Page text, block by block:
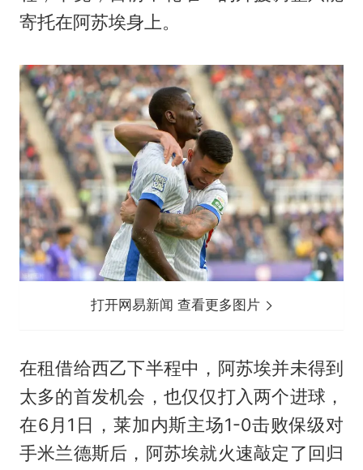
寄托在阿苏埃身上。
打开网易新闻 查看更多图片
在租借给西乙下半程中，阿苏埃并未得到
太多的首发机会，也仅仅打入两个进球，
在6月1日，莱加内斯主场1-0击败保级对
手米兰德斯后，阿苏埃就火速敲定了回归